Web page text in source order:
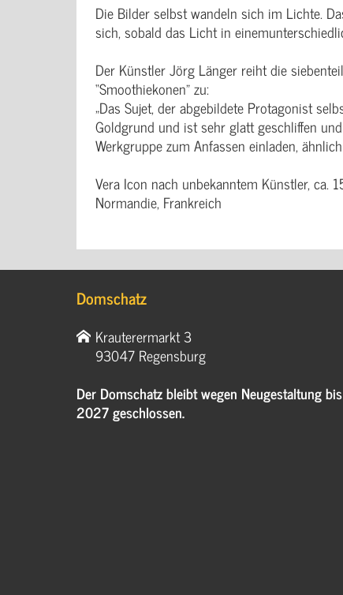
Die Bilder selbst wandeln sich im Lichte.
sich, sobald das Licht in
Der Künstler Jörg Länger reiht die
“Smoothiekonen” zu:
„Das Sujet, der abgebildete Protagonist
Goldgrund und ist sehr glatt geschliffen
Werkgruppe zum Anfassen einladen,
Vera Icon nach unbekanntem Künstler,
Normandie, Frankreich
Domschatz
Krauterermarkt 3
93047 Regensburg
Der Domschatz bleibt wegen Neugestaltung bis
2027 geschlossen.